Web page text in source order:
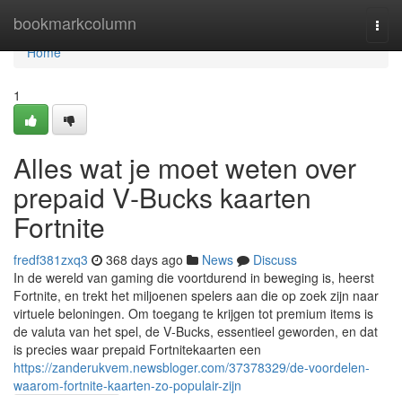
bookmarkcolumn
Home
Home
1
Alles wat je moet weten over
prepaid V‑Bucks kaarten
Fortnite
fredf381zxq3 368 days ago News
Discuss
In de wereld van gaming die voortdurend in beweging is, heerst
Fortnite, en trekt het miljoenen spelers aan die op zoek zijn naar
virtuele beloningen. Om toegang te krijgen tot premium items is
de valuta van het spel, de V‑Bucks, essentieel geworden, en dat
is precies waar prepaid Fortnitekaarten een
https://zanderukvem.newsbloger.com/37378329/de-voordelen-
waarom-fortnite-kaarten-zo-populair-zijn